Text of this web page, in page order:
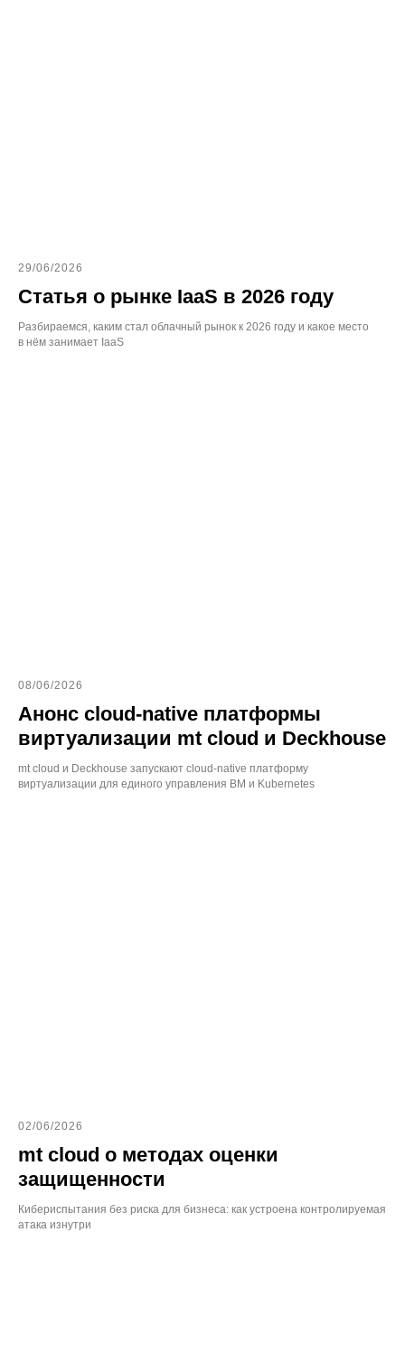
29/06/2026
Статья о рынке IaaS в 2026 году
Разбираемся, каким стал облачный рынок к 2026 году и какое место
в нём занимает IaaS
08/06/2026
Анонс cloud-native платформы
виртуализации mt cloud и Deckhouse
mt cloud и Deckhouse запускают cloud-native платформу
виртуализации для единого управления ВМ и Kubernetes
02/06/2026
mt cloud о методах оценки
защищенности
Кибериспытания без риска для бизнеса: как устроена контролируемая
атака изнутри